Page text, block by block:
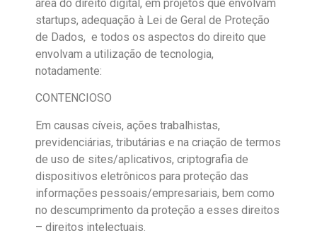
área do direito digital, em projetos que envolvam
startups, adequação à Lei de Geral de Proteção
de Dados, e todos os aspectos do direito que
envolvam a utilização de tecnologia,
notadamente:
CONTENCIOSO
Em causas cíveis, ações trabalhistas,
previdenciárias, tributárias e na criação de termos
de uso de sites/aplicativos, criptografia de
dispositivos eletrônicos para proteção das
informações pessoais/empresariais, bem como
no descumprimento da proteção a esses direitos
– direitos intelectuais.